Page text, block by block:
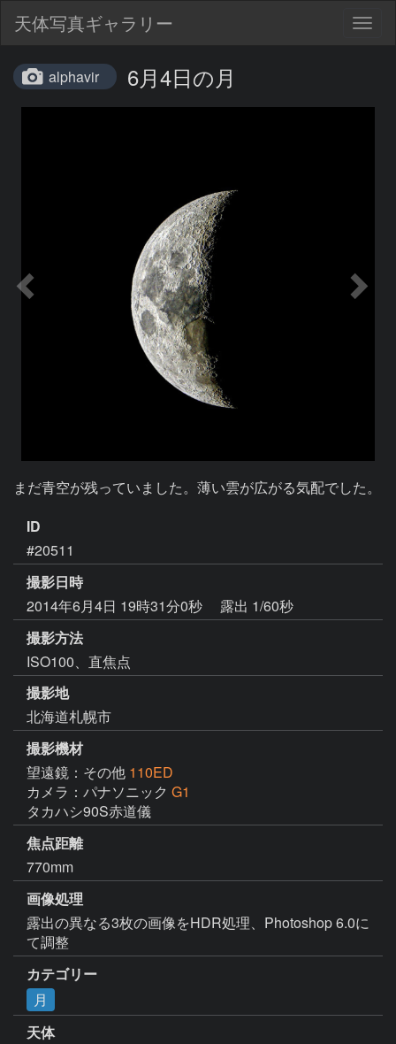
天体写真ギャラリー
alphavir 6月4日の月
まだ青空が残っていました。薄い雲が広がる気配でした。
ID
#20511
撮影日時
2014年6月4日 19時31分0秒
露出 1/60秒
撮影方法
ISO100、直焦点
撮影地
北海道札幌市
撮影機材
望遠鏡：その他 110ED
カメラ：パナソニック G1
タカハシ90S赤道儀
焦点距離
770mm
画像処理
露出の異なる3枚の画像をHDR処理、Photoshop 6.0に
て調整
カテゴリー
月
天体